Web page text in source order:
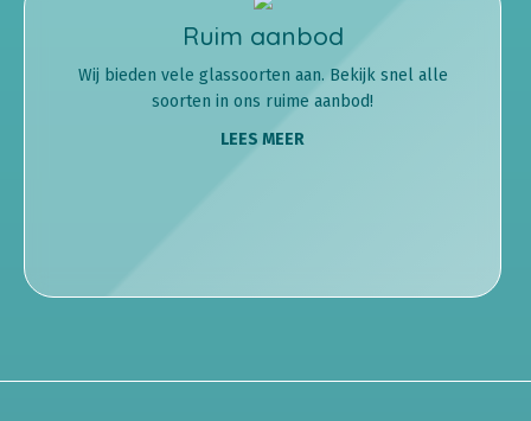
Ruim aanbod
Wij bieden vele glassoorten aan. Bekijk snel alle
soorten in ons ruime aanbod!
LEES MEER